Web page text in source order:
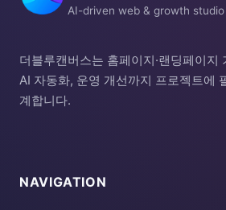
AI-driven web & growth studio
더블루캔버스는 홈페이지·랜딩페이지
AI 자동화, 운영 개선까지 프로젝트에
계합니다.
NAVIGATION